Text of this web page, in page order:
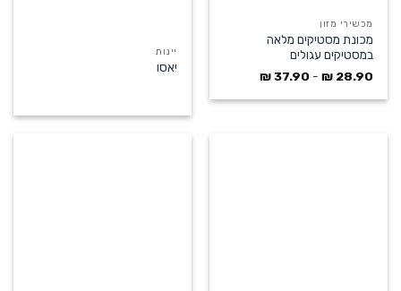
מכשירי מזון
מכונת מסטיקים מלאה
במסטיקים עגולים
28.90
₪
-
37.90
₪
יינות
יאסו